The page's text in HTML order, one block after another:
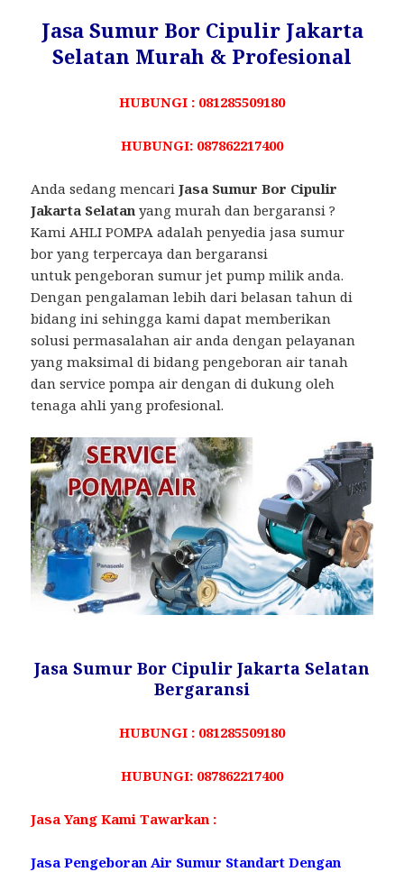
Jasa Sumur Bor Cipulir Jakarta
Selatan Murah & Profesional
HUBUNGI : 081285509180
HUBUNGI: 087862217400
Anda sedang mencariJasa Sumur Bor Cipulir
Jakarta Selatan yang murah dan bergaransi ?
Kami AHLI POMPA adalah penyedia jasa sumur
bor yang terpercaya dan bergaransi
untuk pengeboran sumur jet pump milik anda.
Dengan pengalaman lebih dari belasan tahun di
bidang ini sehingga kami dapat memberikan
solusi permasalahan air anda dengan pelayanan
yang maksimal di bidang pengeboran air tanah
dan service pompa air dengan di dukung oleh
tenaga ahli yang profesional.
Jasa Sumur Bor Cipulir Jakarta Selatan
Bergaransi
HUBUNGI : 081285509180
HUBUNGI: 087862217400
Jasa Yang Kami Tawarkan :
Jasa Pengeboran Air Sumur Standart Dengan